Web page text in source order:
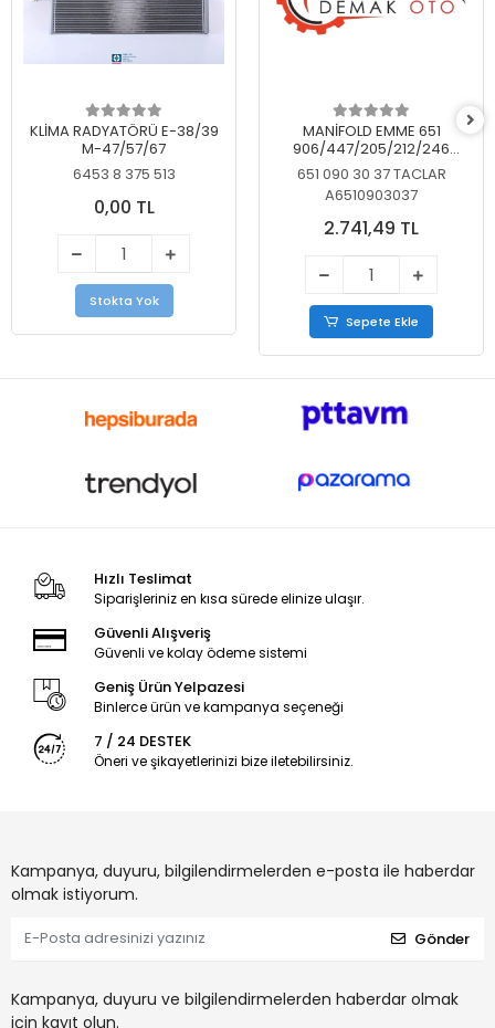
KLİMA RADYATÖRÜ E-38/39
M-47/57/67
6453 8 375 513
0,00 TL
Stokta Yok
MANİFOLD EMME 651
906/447/205/212/246
KELEBEKSİZ
651 090 30 37 TACLAR
A6510903037
2.741,49 TL
Sepete Ekle
Hızlı Teslimat
Siparişleriniz en kısa sürede elinize ulaşır.
Güvenli Alışveriş
Güvenli ve kolay ödeme sistemi
Geniş Ürün Yelpazesi
Binlerce ürün ve kampanya seçeneği
7 / 24 DESTEK
Öneri ve şikayetlerinizi bize iletebilirsiniz.
Kampanya, duyuru, bilgilendirmelerden e-posta ile haberdar
olmak istiyorum.
Gönder
Kampanya, duyuru ve bilgilendirmelerden haberdar olmak
için kayıt olun.